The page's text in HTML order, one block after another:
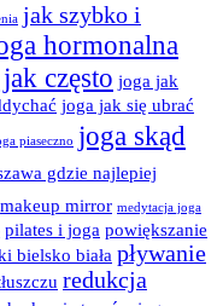
jak szybko i
hormonalna
często joga jak
joga jak się ubrać
piaseczno joga skąd
gdzie najlepiej
makeup mirror medytacja joga
pilates i joga powiększanie
bielsko biała pływanie
redukcja